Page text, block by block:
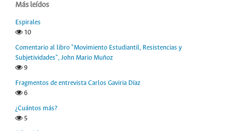
Más leídos
Espirales
10
Comentario al libro "Movimiento Estudiantil, Resistencias y
Subjetividades", John Mario Muñoz
9
Fragmentos de entrevista Carlos Gaviria Díaz
6
¿Cuántos más?
5